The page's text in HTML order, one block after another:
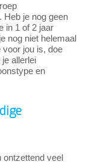
je nog geen
in 1 of 2 jaar
nog niet helemaal
voor jou is, doe
allerlei
en
ontzettend veel